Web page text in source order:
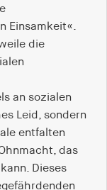
Einsamkeit«.
die
an sozialen
Leid, sondern
entfalten
das
Dieses